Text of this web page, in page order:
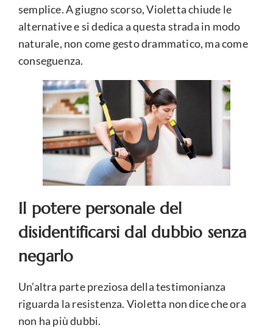
semplice. A giugno scorso, Violetta chiude le
alternative e si dedica a questa strada in modo
naturale, non come gesto drammatico, ma come
conseguenza.
Il potere personale del
disidentificarsi dal dubbio senza
negarlo
Un’altra parte preziosa della testimonianza
riguarda la resistenza. Violetta non dice che ora
non ha più dubbi.